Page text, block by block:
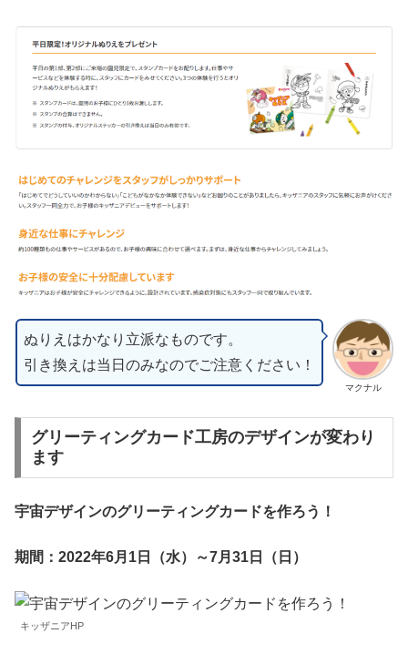
マクナル
ぬりえはかなり立派なものです。
引き換えは当日のみなのでご注意ください！
グリーティングカード工房のデザインが変わり
ます
宇宙デザインのグリーティングカードを作ろう！
期間：2022年6月1日（水）～7月31日（日）
キッザニアHP